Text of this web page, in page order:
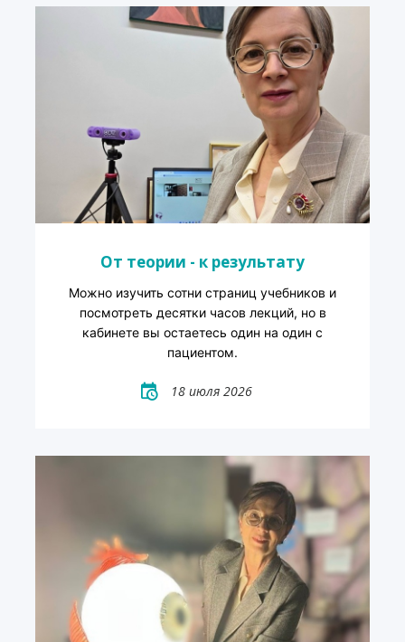
От теории - к результату
Можно изучить сотни страниц учебников и
посмотреть десятки часов лекций, но в
кабинете вы остаетесь один на один с
пациентом.
18 июля 2026